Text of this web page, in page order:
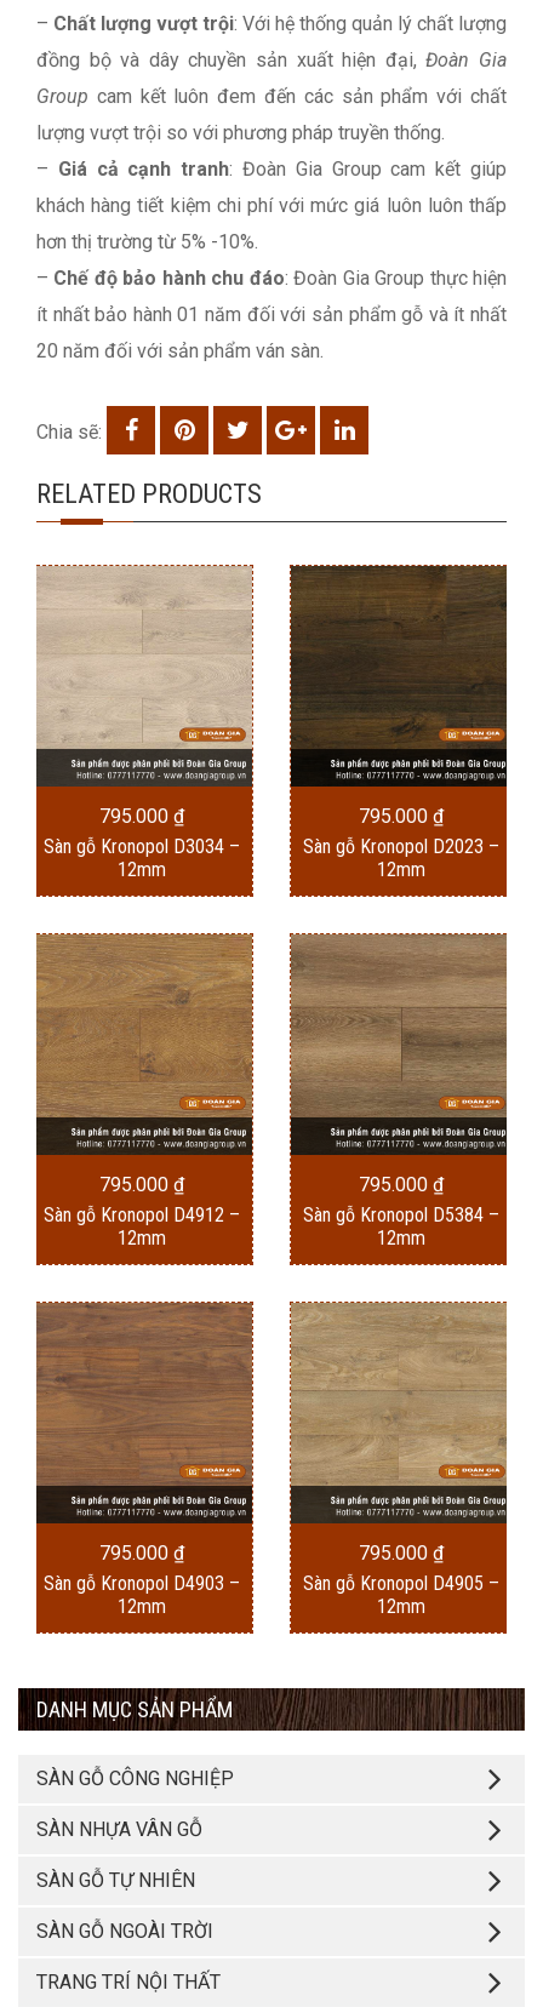
– Chất lượng vượt trội: Với hệ thống quản lý chất lượng
đồng bộ và dây chuyền sản xuất hiện đại,Đoàn Gia
Group cam kết luôn đem đến các sản phẩm với chất
lượng vượt trội so với phương pháp truyền thống.
– Giá cả cạnh tranh: Đoàn Gia Group cam kết giúp
khách hàng tiết kiệm chi phí với mức giá luôn luôn thấp
hơn thị trường từ 5% -10%.
– Chế độ bảo hành chu đáo: Đoàn Gia Group thực hiện
ít nhất bảo hành 01 năm đối với sản phẩm gỗ và ít nhất
20 năm đối với sản phẩm ván sàn.
Chia sẽ:
RELATED PRODUCTS
795.000 ₫
Sàn gỗ Kronopol D3034 –
12mm
795.000 ₫
Sàn gỗ Kronopol D2023 –
12mm
795.000 ₫
Sàn gỗ Kronopol D4912 –
12mm
795.000 ₫
Sàn gỗ Kronopol D5384 –
12mm
795.000 ₫
Sàn gỗ Kronopol D4903 –
12mm
795.000 ₫
Sàn gỗ Kronopol D4905 –
12mm
DANH MỤC SẢN PHẨM
SÀN GỖ CÔNG NGHIỆP
SÀN NHỰA VÂN GỖ
SÀN GỖ TỰ NHIÊN
SÀN GỖ NGOÀI TRỜI
TRANG TRÍ NỘI THẤT